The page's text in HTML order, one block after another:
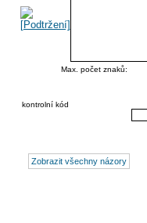
Max. počet znaků:
kontrolní kód